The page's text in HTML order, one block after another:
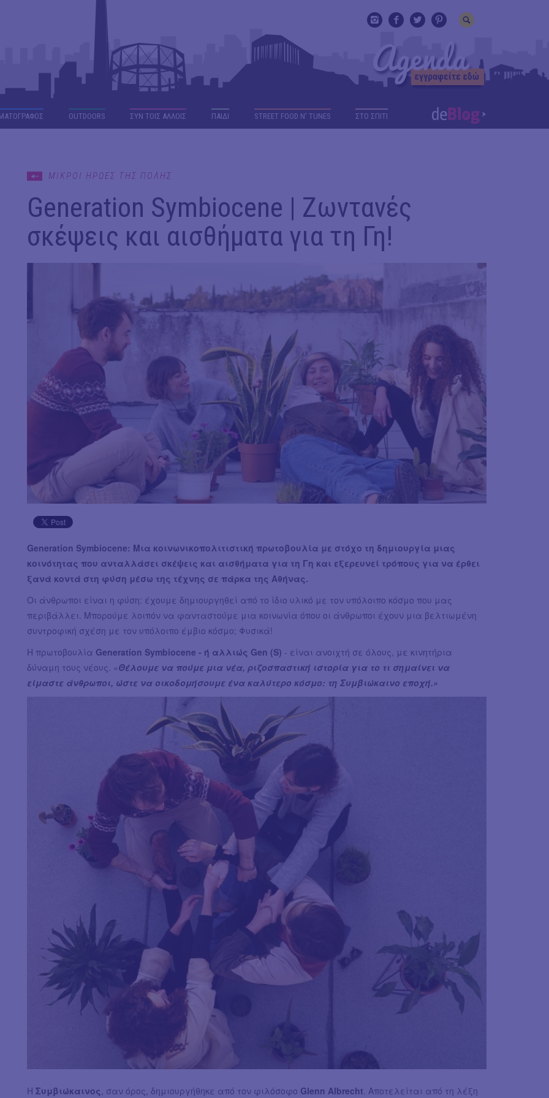
OUTDΟORS ΣΥΝ ΤΟΙΣ ΑΛΛΟΙΣ ΠΑΙΔΙ STREET FOOD N' TUNES ΣΤΟ ΣΠΙΤΙ
ΜΙΚΡΟΙ ΗΡΩΕΣ ΤΗΣ ΠΟΛΗΣ
Generation Symbiocene | Ζωντανές
σκέψεις και αισθήματα για τη Γη!
Generation Symbiocene: Μια κοινωνικοπολιτιστική πρωτοβουλία με στόχο τη δημιουργία μιας
κοινότητας που ανταλλάσει σκέψεις και αισθήματα για τη Γη και εξερευνεί τρόπους για να έρθει
ξανά κοντά στη φύση μέσω της τέχνης σε πάρκα της Αθήνας.
Οι άνθρωποι είναι η φύση: έχουμε δημιουργηθεί από το ίδιο υλικό με τον υπόλοιπο κόσμο που μας
περιβάλλει. Μπορούμε λοιπόν να φανταστούμε μια κοινωνία όπου οι άνθρωποι έχουν μια βελτιωμένη
συντροφική σχέση με τον υπόλοιπο έμβιο κόσμο; Φυσικά!
Η πρωτοβουλία Generation Symbiocene - ή αλλιώς Gen (S) - είναι ανοιχτή σε όλους, με κινητήρια
δύναμη τους νέους. «Θέλουμε να πούμε μια νέα, ριζοσπαστική ιστορία για το τι σημαίνει να
είμαστε άνθρωποι, ώστε να οικοδομήσουμε ένα καλύτερο κόσμο: τη Συμβιώκαινο εποχή.»
Η Συμβιώκαινος, σαν όρος, δημιουργήθηκε από τον φιλόσοφο Glenn Albrecht. Αποτελείται από τη λέξη